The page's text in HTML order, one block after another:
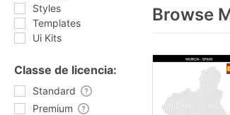
Styles
Templates
Ui Kits
Classe de licencia:
Standard
Premium
Browse